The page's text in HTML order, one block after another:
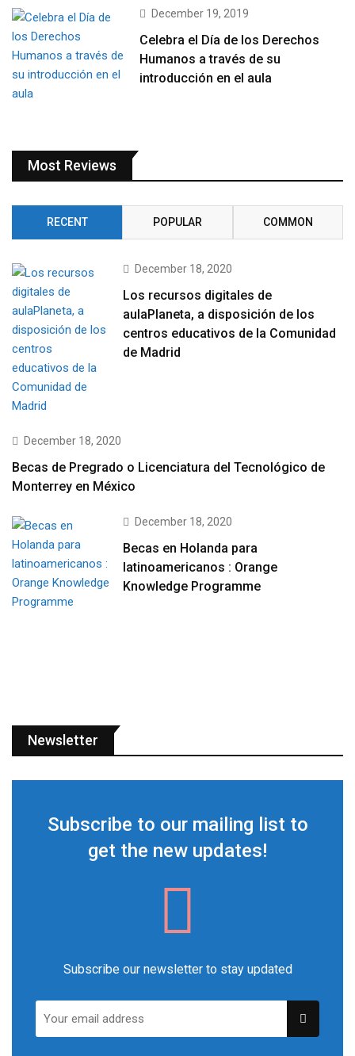
December 19, 2019
Celebra el Día de los Derechos
Humanos a través de su
introducción en el aula
Most Reviews
RECENT POPULAR COMMON
December 18, 2020
Los recursos digitales de
aulaPlaneta, a disposición de los
centros educativos de la Comunidad
de Madrid
December 18, 2020
Becas de Pregrado o Licenciatura del Tecnológico de
Monterrey en México
December 18, 2020
Becas en Holanda para
latinoamericanos : Orange
Knowledge Programme
Newsletter
Subscribe to our mailing list to
get the new updates!
Subscribe our newsletter to stay updated